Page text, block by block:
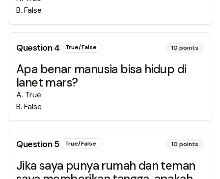
B. False
Question4 True/False 10 points
Apa benar manusia bisa hidup di
lanet mars?
A. True
B. False
Question5 True/False 10 points
Jika saya punya rumah dan teman